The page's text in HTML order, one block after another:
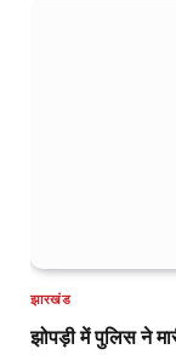
झारखंड
झोपड़ी में पुलिस ने